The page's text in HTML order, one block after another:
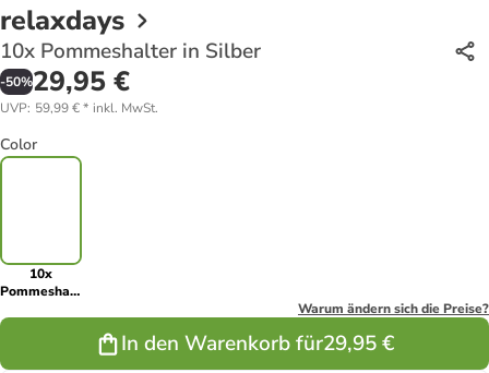
relaxdays
10x Pommeshalter in Silber
-50%29,95 €
UVP: 59,99 €* inkl. MwSt.
Color
10x
Pommeshalter
Warum ändern sich die Preise?
In den Warenkorb für29,95 €